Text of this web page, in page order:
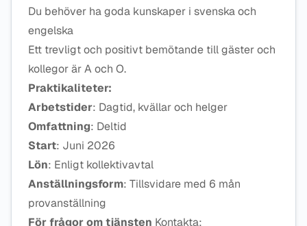
Du behöver ha goda kunskaper i svenska och
engelska
Ett trevligt och positivt bemötande till gäster och
kollegor är A och O.
Praktikaliteter:
Arbetstider: Dagtid, kvällar och helger
Omfattning: Deltid
Start: Juni 2026
Lön: Enligt kollektivavtal
Anställningsform: Tillsvidare med 6 mån
provanställning
För frågor om tjänsten Kontakta: